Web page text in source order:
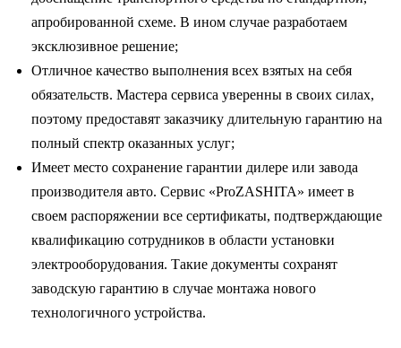
апробированной схеме. В ином случае разработаем
эксклюзивное решение;
Отличное качество выполнения всех взятых на себя
обязательств. Мастера сервиса уверенны в своих силах,
поэтому предоставят заказчику длительную гарантию на
полный спектр оказанных услуг;
Имеет место сохранение гарантии дилере или завода
производителя авто. Сервис «ProZASHITA» имеет в
своем распоряжении все сертификаты, подтверждающие
квалификацию сотрудников в области установки
электрооборудования. Такие документы сохранят
заводскую гарантию в случае монтажа нового
технологичного устройства.